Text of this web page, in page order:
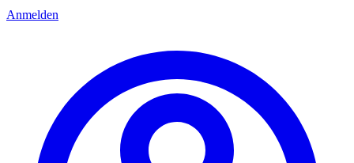
Anmelden